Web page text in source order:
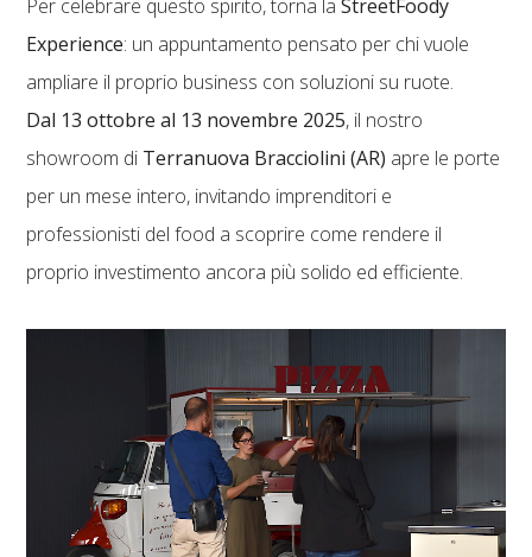
Per celebrare questo spirito, torna laStreetFoody
Experience: un appuntamento pensato per chi vuole
ampliare il proprio business con soluzioni su ruote.
Dal 13 ottobre al 13 novembre 2025, il nostro
showroom di Terranuova Bracciolini (AR) apre le porte
per un mese intero, invitando imprenditori e
professionisti del food a scoprire come rendere il
proprio investimento ancora più solido ed efficiente.